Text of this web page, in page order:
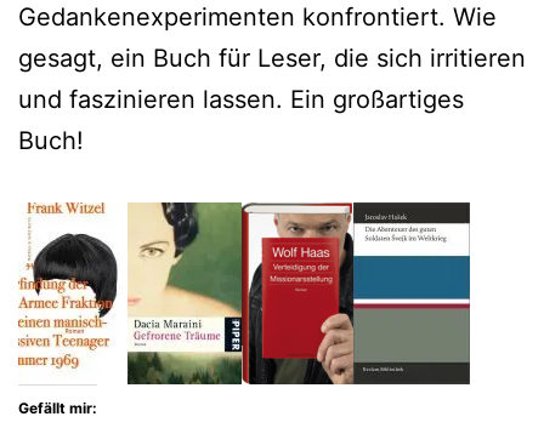
Gedankenexperimenten konfrontiert. Wie
gesagt, ein Buch für Leser, die sich irritieren
und faszinieren lassen. Ein großartiges
Buch!
Gefällt mir: